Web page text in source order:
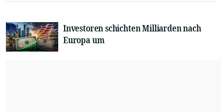
Investoren schichten Milliarden nach
Europa um